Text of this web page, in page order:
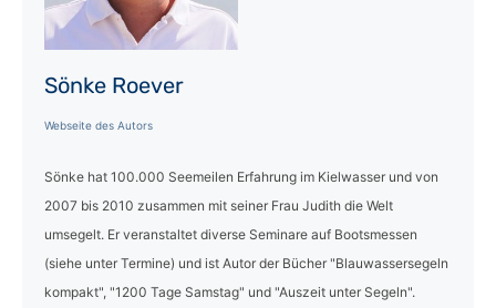
Sönke Roever
Webseite des Autors
Sönke hat 100.000 Seemeilen Erfahrung im Kielwasser und von
2007 bis 2010 zusammen mit seiner Frau Judith die Welt
umsegelt. Er veranstaltet diverse Seminare auf Bootsmessen
(siehe unter Termine) und ist Autor der Bücher "Blauwassersegeln
kompakt", "1200 Tage Samstag" und "Auszeit unter Segeln".